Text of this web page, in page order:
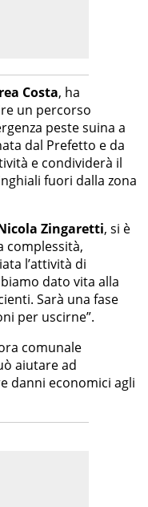
Costa, ha
un percorso
peste suina a
dal Prefetto e da
e condividerà il
fuori dalla zona
Zingaretti, si è
complessità,
l’attività di
dato vita alla
Sarà una fase
per uscirne”.
comunale
aiutare ad
danni economici agli